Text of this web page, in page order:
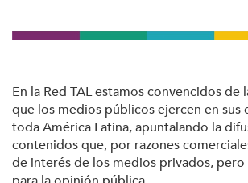
En la Red TAL estamos convencidos de
que los medios públicos ejercen en sus
toda América Latina, apuntalando la
contenidos que, por razones
de interés de los medios privados, pero